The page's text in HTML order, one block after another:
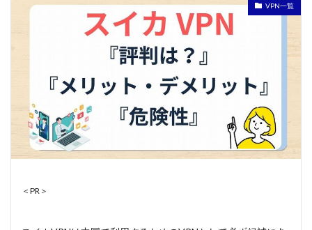
VPN一覧
＜PR＞